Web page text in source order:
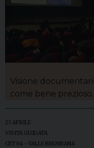
Visione
come bene prezioso.
23 APRILE
VISITA GUIDATA
CET 04 - VALLE BREMBANA